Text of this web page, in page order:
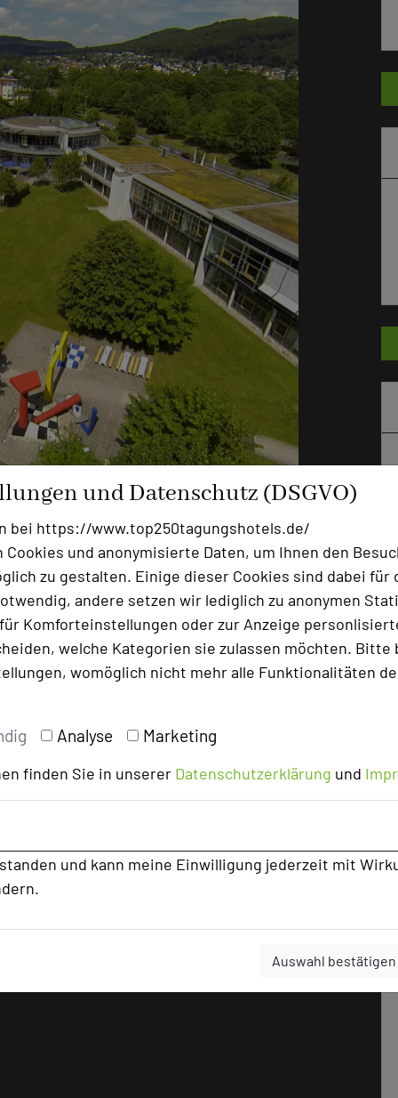
und Datenschutz (DSGVO)
bei https://www.top250tagungshotels.de/
und anonymisierte Daten, um Ihnen den
zu gestalten. Einige dieser Cookies sind dabei für
andere setzen wir lediglich zu anonymen
Komforteinstellungen oder zur Anzeige
welche Kategorien sie zulassen möchten. Bitte
womöglich nicht mehr alle Funktionalitäten
Analyse Marketing
finden Sie in unserer Datenschutzerklärung und
und kann meine Einwilligung jederzeit mit
Auswahl bestätigen
Austausch,
alles bietet kaum ein anderer Ort als
lassen intensive Gruppenarbeiten
viel Natur und so für eine große Anzahl
Outlets bieten den
ob mit oder ohne fest gebuchter
wir Ihnen reichlich Frischluft zum
haben eine bodentiefen Verglasung
Öffnen.
und erstellt ihnen ein individuelles
+49 5601 978 6000 oder per E-Mail an: